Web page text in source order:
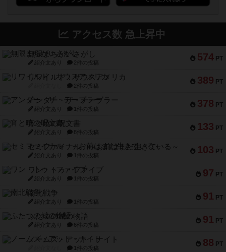
アクセス数 急上昇中
574 PT
無限まちがいさがし
紹介文あり 2件の投稿
389 PT
リワイルド：サウスアメリカ
2件の投稿
378 PT
アンダー・ザ・テーブラー
紹介文あり 1件の投稿
133 PT
宵と暁の呪文書
紹介文あり 8件の投稿
103 PT
セミファイナル ～お前はまだ生きている～
紹介文あり 1件の投稿
97 PT
ワン・トゥ・ファイブ
紹介文あり 1件の投稿
91 PT
南北戦争
紹介文あり 1件の投稿
91 PT
ふたつの城の物語
紹介文あり 6件の投稿
88 PT
ノームズ・アット・ナイト
1件の投稿